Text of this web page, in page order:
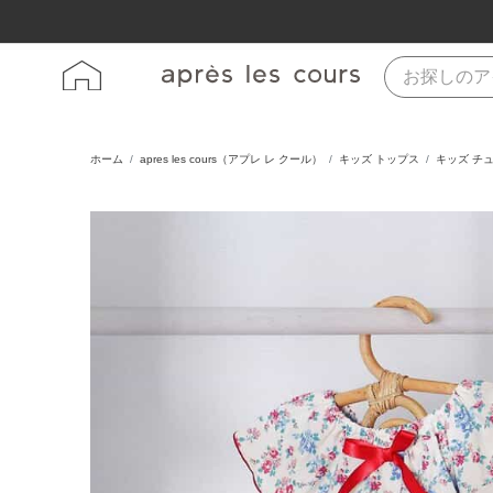
ホーム apres les cours（アプレ レ クール） キッズ トップス キッズ チ